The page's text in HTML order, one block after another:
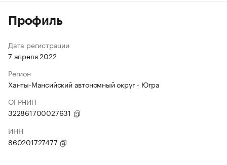
Профиль
Дата регистрации
7 апреля 2022
Регион
Ханты-Мансийский автономный округ - Югра
ОГРНИП
322861700027631
ИНН
860201727477